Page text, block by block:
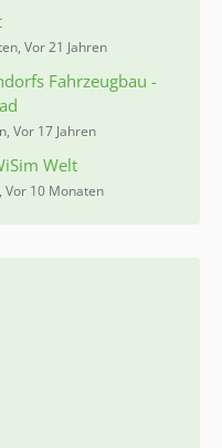
Vor 21 Jahren
Fahrzeugbau -
Vor 17 Jahren
Welt
Vor 10 Monaten